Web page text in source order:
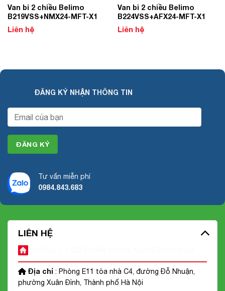
Van bi 2 chiều Belimo
B219VSS+NMX24-MFT-X1
Liên hệ
Van bi 2 chiều Belimo
B224VSS+AFX24-MFT-X1
Liên hệ
ĐĂNG KÝ NHẬN THÔNG TIN
Tư vấn miễn phí
0984.843.683
LIÊN HỆ
Địa chỉ : Phòng E11 tòa nhà C4, đường Đỗ Nhuận,
phường Xuân Đỉnh, Thành phố Hà Nội